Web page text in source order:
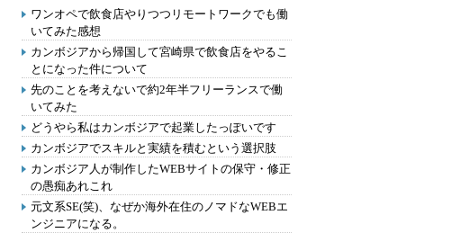
ワンオペで飲食店やりつつリモートワークでも働
いてみた感想
カンボジアから帰国して宮崎県で飲食店をやるこ
とになった件について
先のことを考えないで約2年半フリーランスで働
いてみた
どうやら私はカンボジアで起業したっぽいです
カンボジアでスキルと実績を積むという選択肢
カンボジア人が制作したWEBサイトの保守・修正
の愚痴あれこれ
元文系SE(笑)、なぜか海外在住のノマドなWEBエ
ンジニアになる。